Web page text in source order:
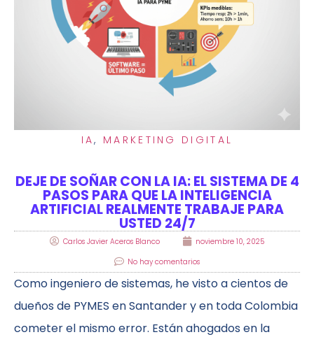
IA, MARKETING DIGITAL
DEJE DE SOÑAR CON LA IA: EL SISTEMA DE 4
PASOS PARA QUE LA INTELIGENCIA
ARTIFICIAL REALMENTE TRABAJE PARA
USTED 24/7
Carlos Javier Aceros Blanco
noviembre 10, 2025
No hay comentarios
Como ingeniero de sistemas, he visto a cientos de
dueños de PYMES en Santander y en toda Colombia
cometer el mismo error. Están ahogados en la